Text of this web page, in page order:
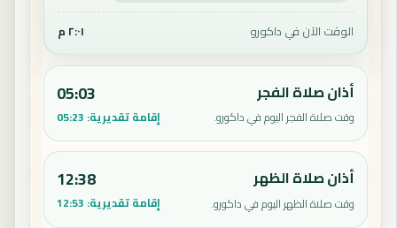
الوقت الآن في داكورو ٢:٠١ م
أذان صلاة الفجر
وقت صلاة الفجر اليوم في داكورو.
05:03
إقامة تقديرية: 05:23
أذان صلاة الظهر
وقت صلاة الظهر اليوم في داكورو.
12:38
إقامة تقديرية: 12:53